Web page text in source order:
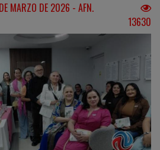
MARZO DE 2026 - AFN.
13630